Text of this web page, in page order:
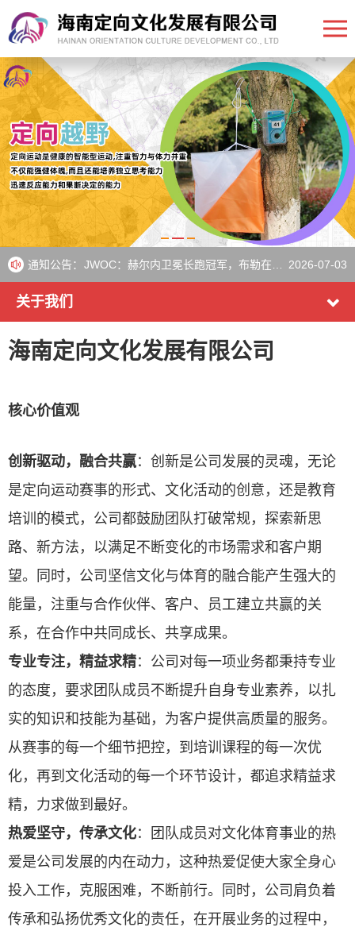
通知公告：
2026-07-10
WOC：来自23个国家的运动员将在周五为淘汰赛荣耀而战
2026-07-08
WOC：来自26个国家的运动员晋级短距离决赛
2026-07-03
JWOC：赫尔内卫冕长跑冠军，布勒在瑞典夺得第三枚金牌
2026-07-01
《IOF》Aebersold和Heikkilä在瑞典比赛后继续保持世界杯领先地位
关于我们
海南定向文化发展有限公司
核心价值观
创新驱动，融合共赢：创新是公司发展的灵魂，无论
是定向运动赛事的形式、文化活动的创意，还是教育
培训的模式，公司都鼓励团队打破常规，探索新思
路、新方法，以满足不断变化的市场需求和客户期
望。同时，公司坚信文化与体育的融合能产生强大的
能量，注重与合作伙伴、客户、员工建立共赢的关
系，在合作中共同成长、共享成果。
专业专注，精益求精：公司对每一项业务都秉持专业
的态度，要求团队成员不断提升自身专业素养，以扎
实的知识和技能为基础，为客户提供高质量的服务。
从赛事的每一个细节把控，到培训课程的每一次优
化，再到文化活动的每一个环节设计，都追求精益求
精，力求做到最好。
热爱坚守，传承文化：团队成员对文化体育事业的热
爱是公司发展的内在动力，这种热爱促使大家全身心
投入工作，克服困难，不断前行。同时，公司肩负着
传承和弘扬优秀文化的责任，在开展业务的过程中，